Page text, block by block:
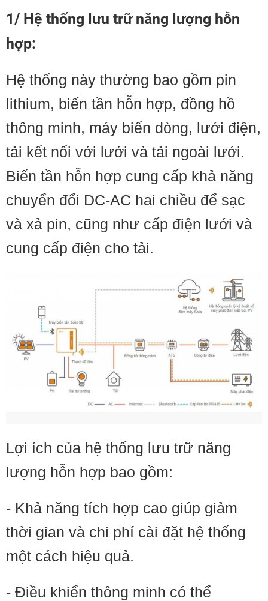
1/ Hệ thống lưu trữ năng lượng hỗn
hợp:
Hệ thống này thường bao gồm pin
lithium, biến tần hỗn hợp, đồng hồ
thông minh, máy biến dòng, lưới điện,
tải kết nối với lưới và tải ngoài lưới.
Biến tần hỗn hợp cung cấp khả năng
chuyển đổi DC-AC hai chiều để sạc
và xả pin, cũng như cấp điện lưới và
cung cấp điện cho tải.
Lợi ích của hệ thống lưu trữ năng
lượng hỗn hợp bao gồm:
- Khả năng tích hợp cao giúp giảm
thời gian và chi phí cài đặt hệ thống
một cách hiệu quả.
- Điều khiển thông minh có thể